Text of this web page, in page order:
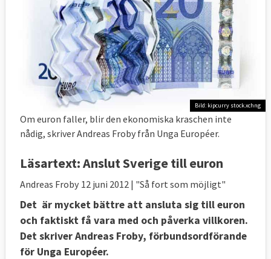
Bild: kipcurry stock.xchng
Om euron faller, blir den ekonomiska kraschen inte
nådig, skriver Andreas Froby från Unga Européer.
Läsartext:Anslut Sverige till euron
Andreas Froby 12 juni 2012 | "Så fort som möjligt"
Det är mycket bättre att ansluta sig till euron
och faktiskt få vara med och påverka villkoren.
Det skriver Andreas Froby, förbundsordförande
för Unga Européer.